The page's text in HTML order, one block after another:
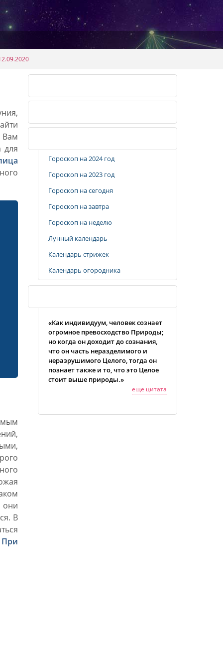
Вам
для
В
При
Гороскоп на 2024 год
Гороскоп на 2023 год
Гороскоп на сегодня
Гороскоп на завтра
Гороскоп на неделю
Лунный календарь
Календарь стрижек
Календарь огородника
«Как индивидуум, человек сознает
огромное превосходство Природы;
но когда он доходит до сознания,
что он часть неразделимого и
неразрушимого Целого, тогда он
познает также и то, что это Целое
стоит выше природы.»
еще цитата